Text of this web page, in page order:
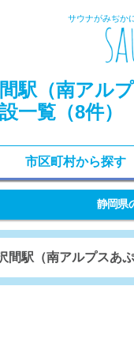
サウナがみぢか
駅（南アル
一覧（8件）
市区町村から探す
静岡県